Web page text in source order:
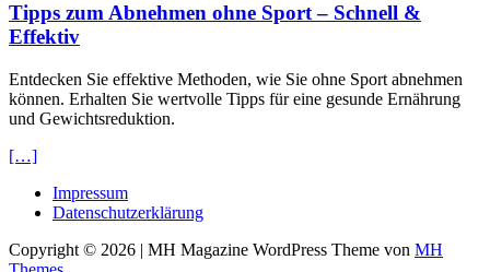
Tipps zum Abnehmen ohne Sport – Schnell &
Effektiv
Entdecken Sie effektive Methoden, wie Sie ohne Sport abnehmen
können. Erhalten Sie wertvolle Tipps für eine gesunde Ernährung
und Gewichtsreduktion.
[…]
Impressum
Datenschutzerklärung
Copyright © 2026 | MH Magazine WordPress Theme von MH